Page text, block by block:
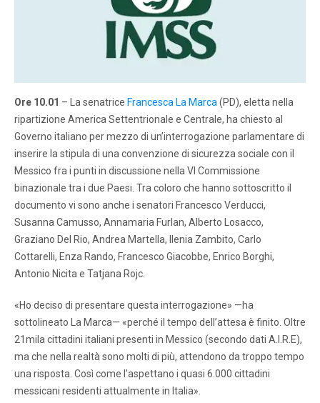
Ore 10.01 – La senatrice Francesca La Marca (PD), eletta nella
ripartizione America Settentrionale e Centrale, ha chiesto al
Governo italiano per mezzo di un’interrogazione parlamentare di
inserire la stipula di una convenzione di sicurezza sociale con il
Messico fra i punti in discussione nella VI Commissione
binazionale tra i due Paesi. Tra coloro che hanno sottoscritto il
documento vi sono anche i senatori Francesco Verducci,
Susanna Camusso, Annamaria Furlan, Alberto Losacco,
Graziano Del Rio, Andrea Martella, Ilenia Zambito, Carlo
Cottarelli, Enza Rando, Francesco Giacobbe, Enrico Borghi,
Antonio Nicita e Tatjana Rojc.
«Ho deciso di presentare questa interrogazione» —ha
sottolineato La Marca— «perché il tempo dell’attesa è finito. Oltre
21mila cittadini italiani presenti in Messico (secondo dati A.I.R.E),
ma che nella realtà sono molti di più, attendono da troppo tempo
una risposta. Così come l’aspettano i quasi 6.000 cittadini
messicani residenti attualmente in Italia».